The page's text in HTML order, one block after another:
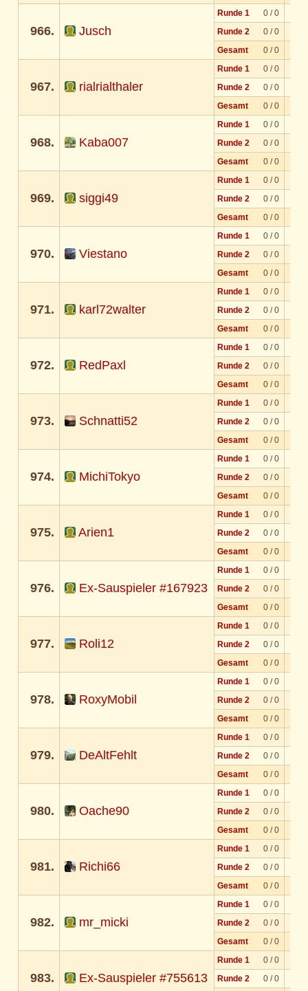
966. Jusch
Runde 1
0 / 0
Runde 2
0 / 0
Gesamt
0 / 0
967. rialrialthaler
Runde 1
0 / 0
Runde 2
0 / 0
Gesamt
0 / 0
968. Kaba007
Runde 1
0 / 0
Runde 2
0 / 0
Gesamt
0 / 0
969. siggi49
Runde 1
0 / 0
Runde 2
0 / 0
Gesamt
0 / 0
970. Viestano
Runde 1
0 / 0
Runde 2
0 / 0
Gesamt
0 / 0
971. karl72walter
Runde 1
0 / 0
Runde 2
0 / 0
Gesamt
0 / 0
972. RedPaxl
Runde 1
0 / 0
Runde 2
0 / 0
Gesamt
0 / 0
973. Schnatti52
Runde 1
0 / 0
Runde 2
0 / 0
Gesamt
0 / 0
974. MichiTokyo
Runde 1
0 / 0
Runde 2
0 / 0
Gesamt
0 / 0
975. Arien1
Runde 1
0 / 0
Runde 2
0 / 0
Gesamt
0 / 0
976. Ex-Sauspieler #167923
Runde 1
0 / 0
Runde 2
0 / 0
Gesamt
0 / 0
977. Roli12
Runde 1
0 / 0
Runde 2
0 / 0
Gesamt
0 / 0
978. RoxyMobil
Runde 1
0 / 0
Runde 2
0 / 0
Gesamt
0 / 0
979. DeAltFehlt
Runde 1
0 / 0
Runde 2
0 / 0
Gesamt
0 / 0
980. Oache90
Runde 1
0 / 0
Runde 2
0 / 0
Gesamt
0 / 0
981. Richi66
Runde 1
0 / 0
Runde 2
0 / 0
Gesamt
0 / 0
982. mr_micki
Runde 1
0 / 0
Runde 2
0 / 0
Gesamt
0 / 0
983. Ex-Sauspieler #755613
Runde 1
0 / 0
Runde 2
0 / 0